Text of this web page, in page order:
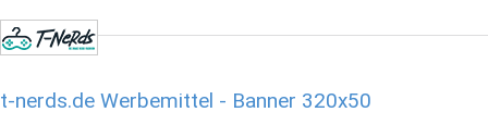
t-nerds.de Werbemittel - Banner 320x50